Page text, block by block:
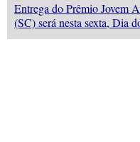
Entrega do Prêmio Jovem
(SC) será nesta sexta, Dia